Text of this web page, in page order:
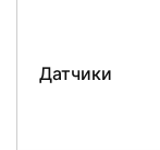
Датчики